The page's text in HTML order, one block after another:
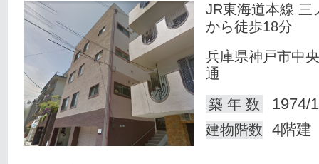
JR東海道本線 三
から徒歩18分
兵庫県神戸市中
通
築 年 数
1974/
建物階数 4階建